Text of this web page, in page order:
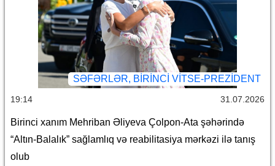
SƏFƏRLƏR, BIRINCI VITSE-PREZIDENT
19:14 31.07.2026
Birinci xanım Mehriban Əliyeva Çolpon-Ata şəhərində
“Altın-Balalık” sağlamlıq və reabilitasiya mərkəzi ilə tanış
olub